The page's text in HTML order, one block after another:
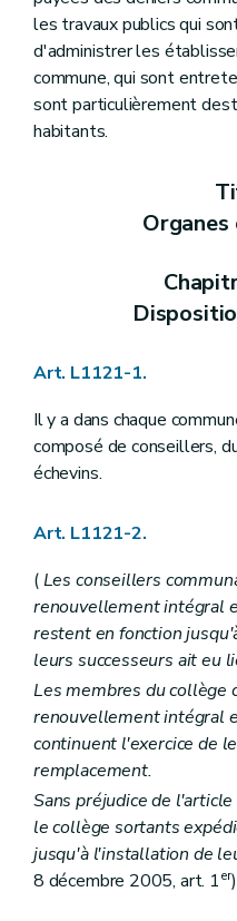
Section 2
Art.
Art.
Art.
Art.
Art.
Art.
Art.
Art.
Art.
Art.
Art.
Art.
Art.
Art.
Art.
Art.
Chapitre V
Art. L1125-1
Art. L1125-
Art. L1125-
Art. L1125-
Art. L1125-5
Art. L1125-6
Art. L1125-
Art. L1125-
Art. L1125-
Art. L1125-
Chapitre VI
les travaux publics qui
d'administrer les
commune, qui sont
sont particulièrement
habitants.
Organes
Art. L1121-1.
Il y a dans chaque
composé de conseillers,
échevins.
Art. L1121-2.
(Les conseillers
renouvellement intégral
restent en fonction
leurs successeurs ait eu
Les membres du collège
renouvellement intégral
continuent l'exercice de
remplacement.
Sans préjudice de l'article
le collège sortants
jusqu'à l'installation de
8 décembre 2005, art. 1er